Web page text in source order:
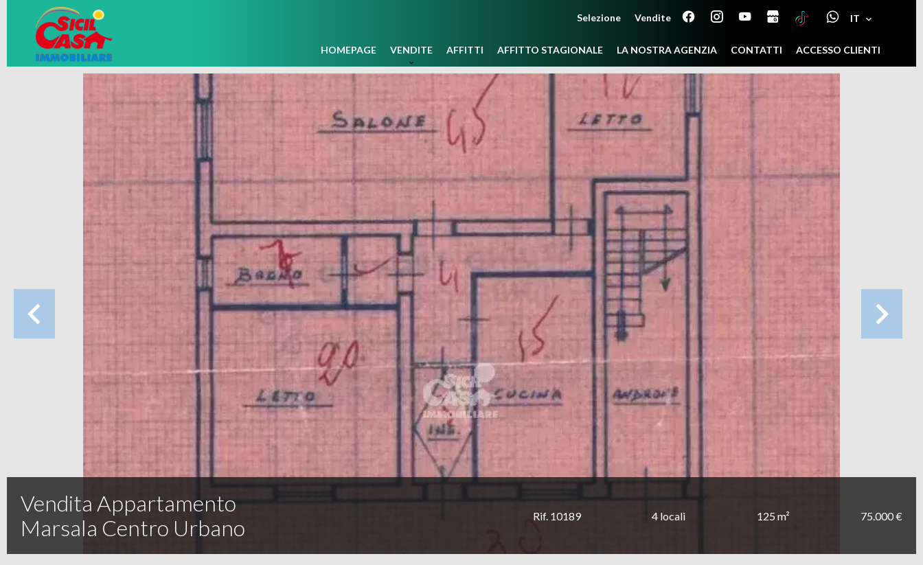
Selezione Vendite IT
HOMEPAGE VENDITE AFFITTI AFFITTO STAGIONALE LA NOSTRA AGENZIA CONTATTI ACCESSO CLIENTI
Vendita Appartamento
Marsala Centro Urbano
Rif. 10189 4 locali 125 m² 75.000 €